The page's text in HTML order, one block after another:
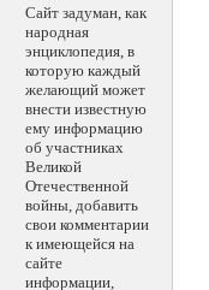
Сайт задуман, как
народная
энциклопедия, в
которую каждый
желающий может
внести известную
ему информацию
об участниках
Великой
Отечественной
войны, добавить
свои комментарии
к имеющейся на
сайте
информации,